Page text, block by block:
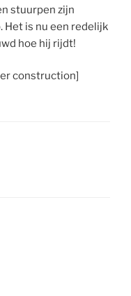
stuurpen zijn
Het is nu een redelijk
hoe hij rijdt!
construction]